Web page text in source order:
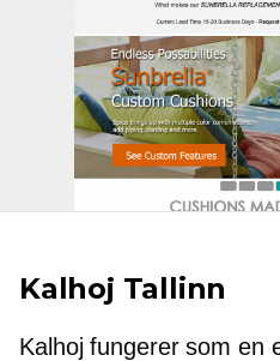
Kalhoj Tallinn
Kalhoj fungerer som en